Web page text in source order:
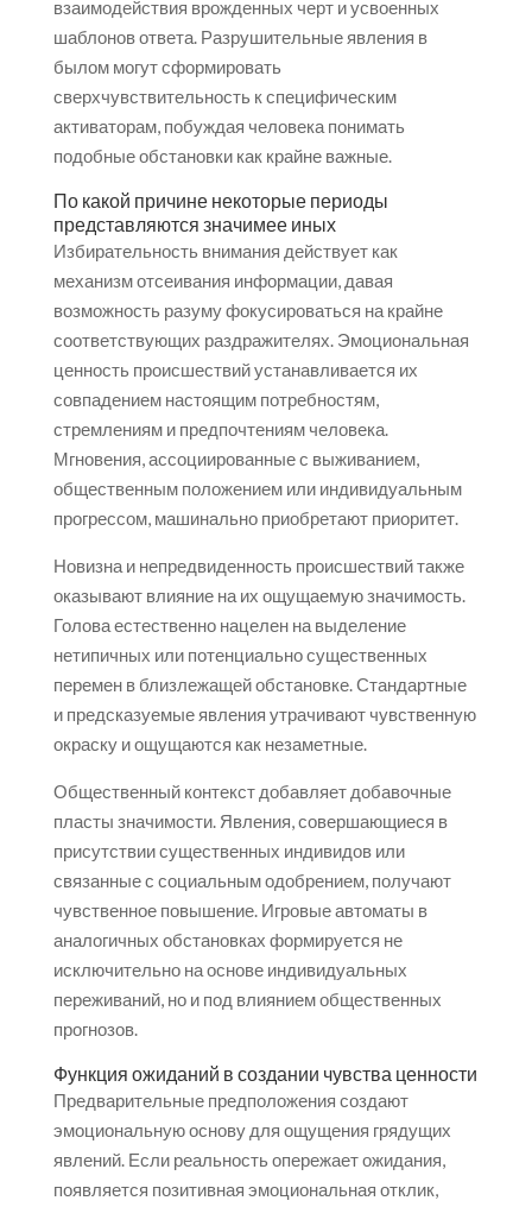
взаимодействия врожденных черт и усвоенных
шаблонов ответа. Разрушительные явления в
былом могут сформировать
сверхчувствительность к специфическим
активаторам, побуждая человека понимать
подобные обстановки как крайне важные.
По какой причине некоторые периоды
представляются значимее иных
Избирательность внимания действует как
механизм отсеивания информации, давая
возможность разуму фокусироваться на крайне
соответствующих раздражителях. Эмоциональная
ценность происшествий устанавливается их
совпадением настоящим потребностям,
стремлениям и предпочтениям человека.
Мгновения, ассоциированные с выживанием,
общественным положением или индивидуальным
прогрессом, машинально приобретают приоритет.
Новизна и непредвиденность происшествий также
оказывают влияние на их ощущаемую значимость.
Голова естественно нацелен на выделение
нетипичных или потенциально существенных
перемен в близлежащей обстановке. Стандартные
и предсказуемые явления утрачивают чувственную
окраску и ощущаются как незаметные.
Общественный контекст добавляет добавочные
пласты значимости. Явления, совершающиеся в
присутствии существенных индивидов или
связанные с социальным одобрением, получают
чувственное повышение. Игровые автоматы в
аналогичных обстановках формируется не
исключительно на основе индивидуальных
переживаний, но и под влиянием общественных
прогнозов.
Функция ожиданий в создании чувства ценности
Предварительные предположения создают
эмоциональную основу для ощущения грядущих
явлений. Если реальность опережает ожидания,
появляется позитивная эмоциональная отклик,